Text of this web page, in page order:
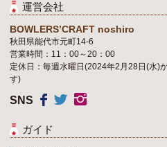
運営会社
BOWLERS’CRAFT noshiro
秋田県能代市元町14-6
営業時間：11：00～20：00
定休日：毎週水曜日(2024年2月28日(水)
す)
SNS
ガイド